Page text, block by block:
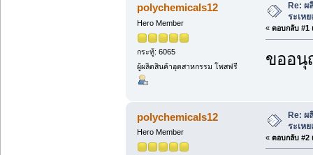
polychemicals12
Hero Member
กระทู้: 6065
ผู้ผลิตสินค้าอุตสาหกรรม โพสฟรี
Re: ผ
ระเห
« ตอบกลับ #1
ขออนุ
polychemicals12
Hero Member
Re: ผ
ระเห
« ตอบกลับ #2